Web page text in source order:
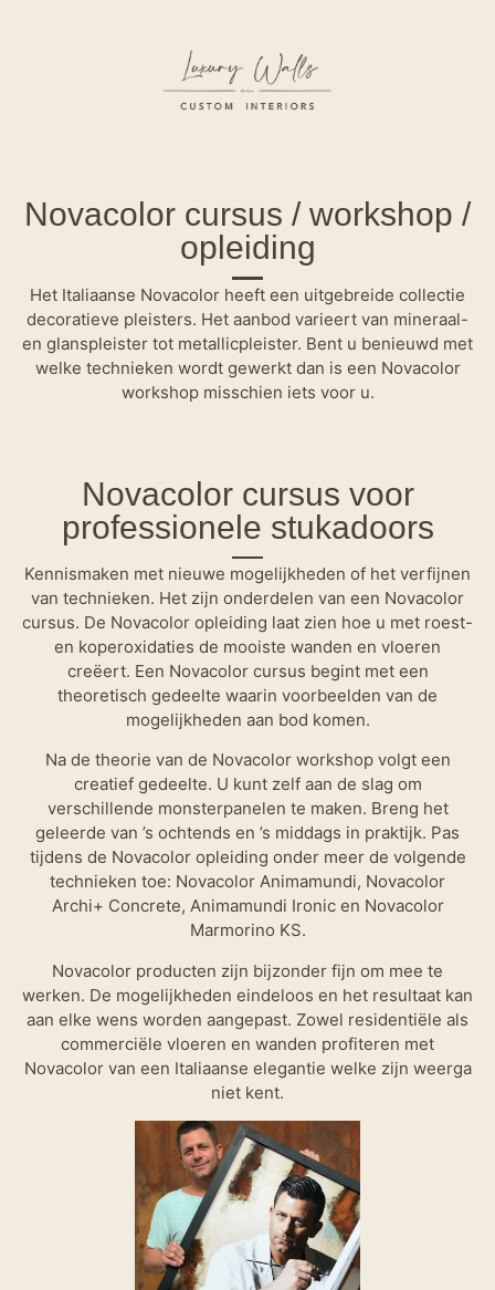
Novacolor cursus / workshop /
opleiding
Het Italiaanse Novacolor heeft een uitgebreide collectie
decoratieve pleisters. Het aanbod varieert van mineraal-
en glanspleister tot metallicpleister. Bent u benieuwd met
welke technieken wordt gewerkt dan is een Novacolor
workshop misschien iets voor u.
Novacolor cursus voor
professionele stukadoors
Kennismaken met nieuwe mogelijkheden of het verfijnen
van technieken. Het zijn onderdelen van een Novacolor
cursus. De Novacolor opleiding laat zien hoe u met roest-
en koperoxidaties de mooiste wanden en vloeren
creëert. Een Novacolor cursus begint met een
theoretisch gedeelte waarin voorbeelden van de
mogelijkheden aan bod komen.
Na de theorie van de Novacolor workshop volgt een
creatief gedeelte. U kunt zelf aan de slag om
verschillende monsterpanelen te maken. Breng het
geleerde van ’s ochtends en ’s middags in praktijk. Pas
tijdens de Novacolor opleiding onder meer de volgende
technieken toe: Novacolor Animamundi, Novacolor
Archi+ Concrete, Animamundi Ironic en Novacolor
Marmorino KS.
Novacolor producten zijn bijzonder fijn om mee te
werken. De mogelijkheden eindeloos en het resultaat kan
aan elke wens worden aangepast. Zowel residentiële als
commerciële vloeren en wanden profiteren met
Novacolor van een Italiaanse elegantie welke zijn weerga
niet kent.